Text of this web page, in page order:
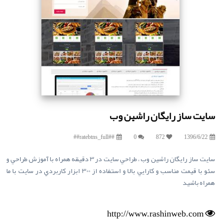
سايت ساز رايگان راشين وب
1396/6/22
872
0
##ratebtns_full##
سايت ساز رايگان راشين وب ، طراحي سايت در 3 دقيقه همراه با آموزش طراحي و
سئو با قيمت مناسب و کارايي بالا و استفاده از 300 ابزار کاربردي در سايت با ما
همراه باشيد
http://www.rashinweb.com